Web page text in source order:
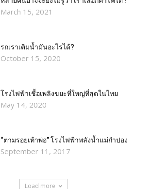
March 15, 2021
รถเราเติมน้ำมันอะไรได้?​
October 15, 2020
โรงไฟฟ้าเชื้อเพลิงขยะที่ใหญ่ที่สุดในไทย
May 14, 2020
“ตามรอยเท้าพ่อ” โรงไฟฟ้าพลังน้ำแม่กำปอง
September 11, 2017
Load more